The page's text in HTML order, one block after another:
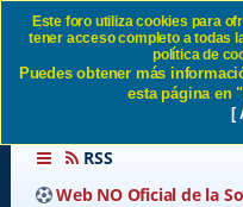
RSS
Web NO Oficial de la
Este foro utiliza cookies para
tener acceso completo a todas
política de
Puedes obtener más
esta página en
[